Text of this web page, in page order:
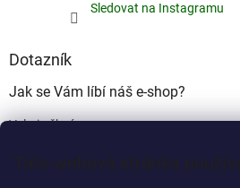
Tato webová stránka
Sledovat na Instagramu
Dotazník
Jak se Vám líbí náš e-shop?
Velmi pěkný
Ujde to